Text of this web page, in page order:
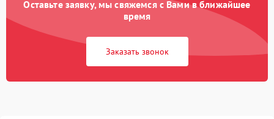
Оставьте заявку, мы свяжемся с Вами в ближайшее
время
Заказать звонок